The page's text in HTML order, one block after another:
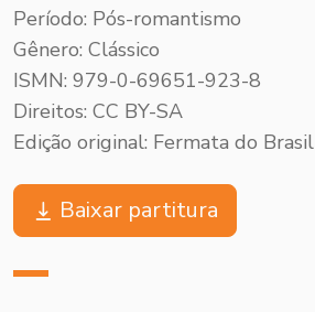
Período: Pós-romantismo
Gênero: Clássico
ISMN: 979-0-69651-923-8
Direitos: CC BY-SA
Edição original: Fermata do Brasil
Baixar partitura